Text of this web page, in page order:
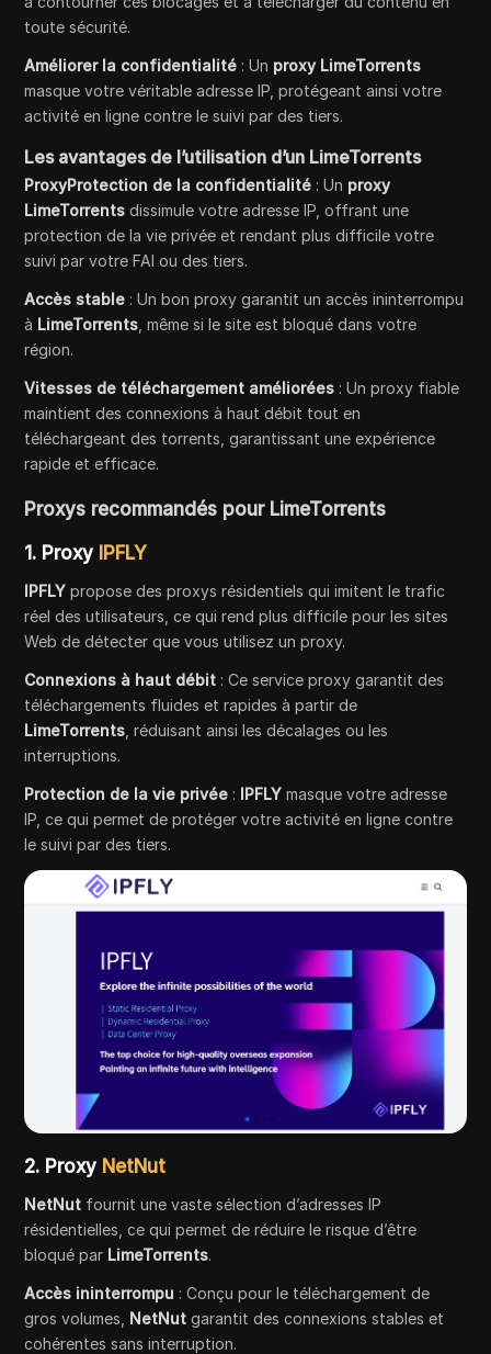
toute sécurité.
Améliorer la confidentialité : Un proxy LimeTorrents
masque votre véritable adresse IP, protégeant ainsi votre
activité en ligne contre le suivi par des tiers.
Les avantages de l’utilisation d’un LimeTorrents
ProxyProtection de la confidentialité : Un proxy
LimeTorrents dissimule votre adresse IP, offrant une
protection de la vie privée et rendant plus difficile votre
suivi par votre FAI ou des tiers.
Accès stable : Un bon proxy garantit un accès ininterrompu
à LimeTorrents , même si le site est bloqué dans votre
région.
Vitesses de téléchargement améliorées : Un proxy fiable
maintient des connexions à haut débit tout en
téléchargeant des torrents, garantissant une expérience
rapide et efficace.
Proxys recommandés pour LimeTorrents
1. Proxy IPFLY
IPFLY propose des proxys résidentiels qui imitent le trafic
réel des utilisateurs, ce qui rend plus difficile pour les sites
Web de détecter que vous utilisez un proxy.
Connexions à haut débit : Ce service proxy garantit des
téléchargements fluides et rapides à partir de
LimeTorrents , réduisant ainsi les décalages ou les
interruptions.
Protection de la vie privée : IPFLY masque votre adresse
IP, ce qui permet de protéger votre activité en ligne contre
le suivi par des tiers.
2. Proxy NetNut
NetNut fournit une vaste sélection d’adresses IP
résidentielles, ce qui permet de réduire le risque d’être
bloqué par LimeTorrents.
Accès ininterrompu : Conçu pour le téléchargement de
gros volumes, NetNut garantit des connexions stables et
cohérentes sans interruption.